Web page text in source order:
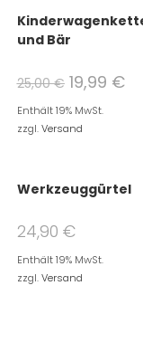
und Bär
25,00€ 19,99 €
Enthält 19% MwSt.
zzgl.Versand
Werkzeuggürtel
24,90 €
Enthält 19% MwSt.
zzgl.Versand